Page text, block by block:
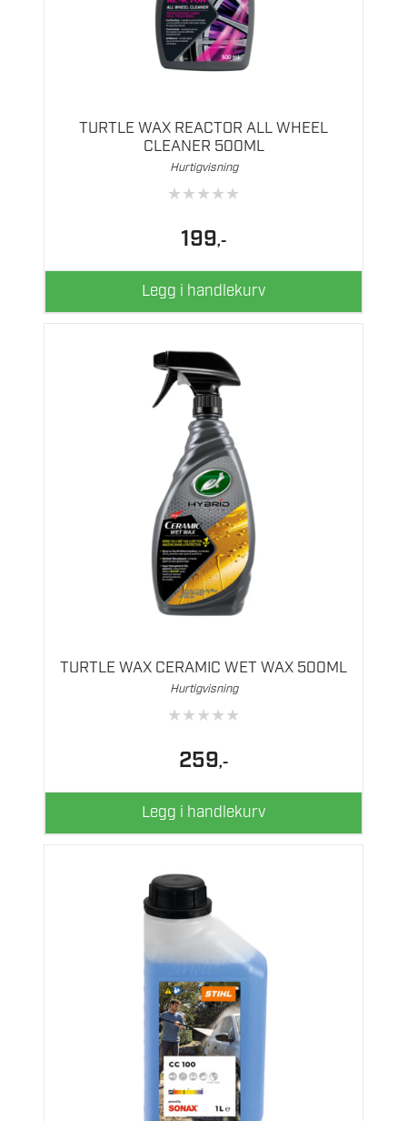
TURTLE WAX REACTOR ALL WHEEL
CLEANER 500ML
Hurtigvisning
★★★★★
199,-
Legg i handlekurv
TURTLE WAX CERAMIC WET WAX 500ML
Hurtigvisning
★★★★★
259,-
Legg i handlekurv